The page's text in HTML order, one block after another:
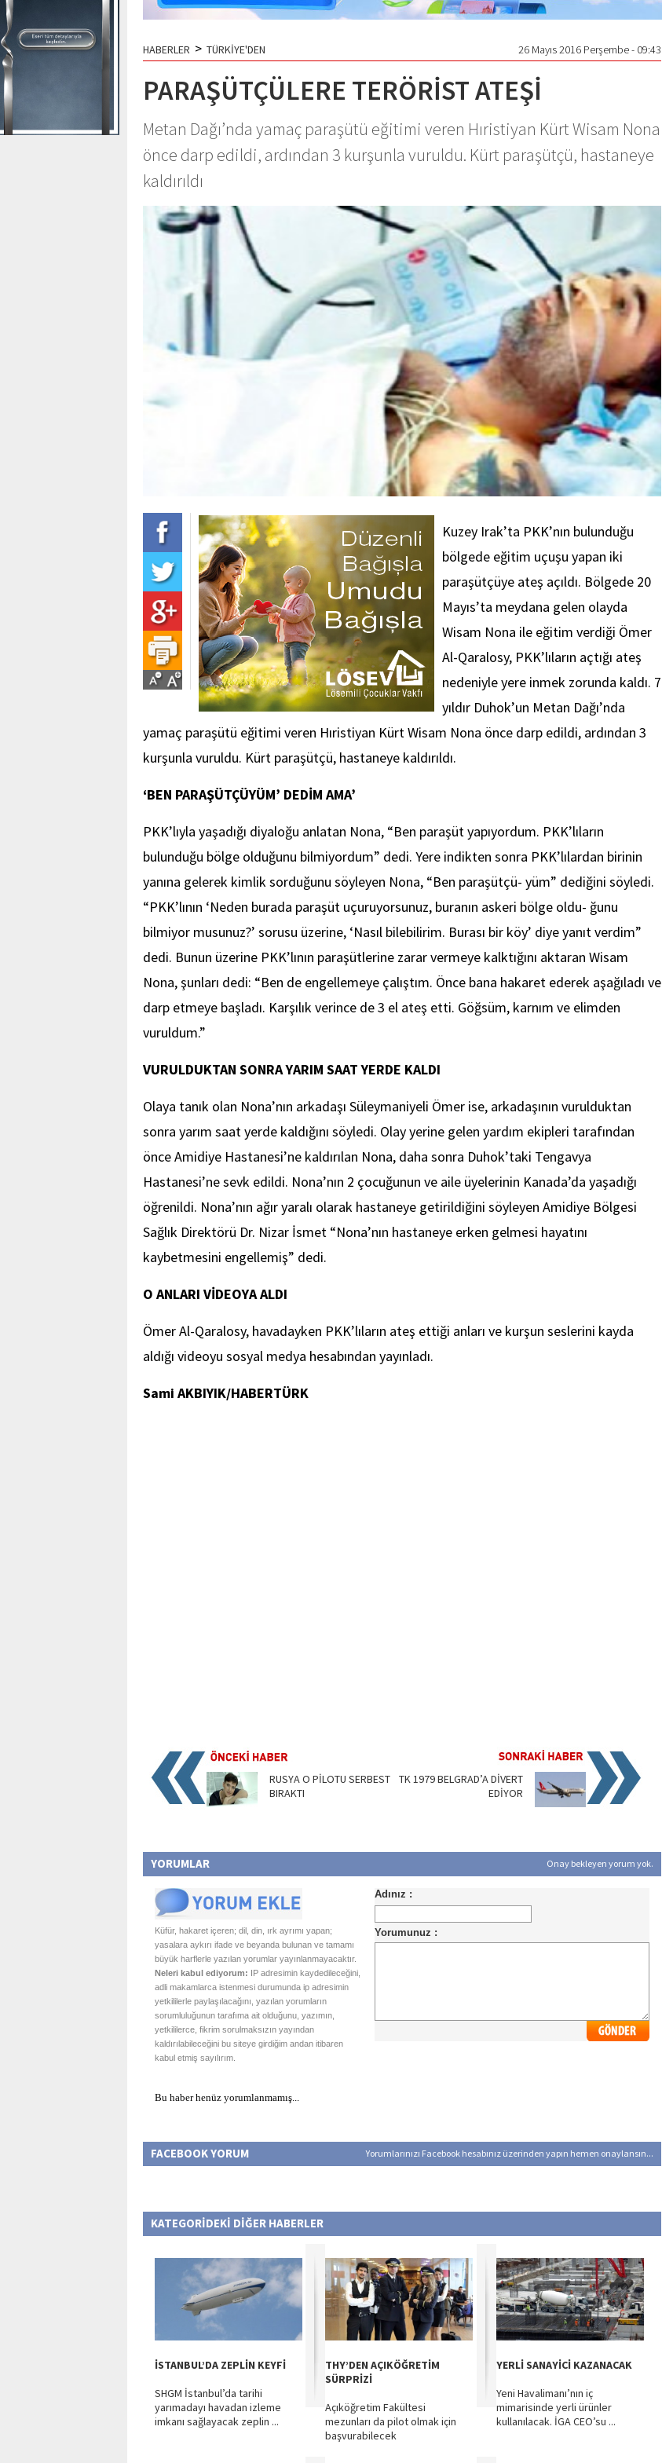
HABERLER > TÜRKİYE'DEN 26 Mayıs 2016 Perşembe - 09:43
PARAŞÜTÇÜLERE TERÖRİST ATEŞİ
Metan Dağı’nda yamaç paraşütü eğitimi veren Hıristiyan Kürt Wisam Nona
önce darp edildi, ardından 3 kurşunla vuruldu. Kürt paraşütçü, hastaneye
kaldırıldı
Kuzey Irak’ta PKK’nın bulunduğu
bölgede eğitim uçuşu yapan iki
paraşütçüye ateş açıldı. Bölgede 20
Mayıs’ta meydana gelen olayda
Wisam Nona ile eğitim verdiği Ömer
Al-Qaralosy, PKK’lıların açtığı ateş
nedeniyle yere inmek zorunda kaldı. 7
yıldır Duhok’un Metan Dağı’nda
yamaç paraşütü eğitimi veren Hıristiyan Kürt Wisam Nona önce darp edildi, ardından 3
kurşunla vuruldu. Kürt paraşütçü, hastaneye kaldırıldı.
‘BEN PARAŞÜTÇÜYÜM’ DEDİM AMA’
PKK’lıyla yaşadığı diyaloğu anlatan Nona, “Ben paraşüt yapıyordum. PKK’lıların
bulunduğu bölge olduğunu bilmiyordum” dedi. Yere indikten sonra PKK’lılardan birinin
yanına gelerek kimlik sorduğunu söyleyen Nona, “Ben paraşütçü- yüm” dediğini söyledi.
“PKK’lının ‘Neden burada paraşüt uçuruyorsunuz, buranın askeri bölge oldu- ğunu
bilmiyor musunuz?’ sorusu üzerine, ‘Nasıl bilebilirim. Burası bir köy’ diye yanıt verdim”
dedi. Bunun üzerine PKK’lının paraşütlerine zarar vermeye kalktığını aktaran Wisam
Nona, şunları dedi: “Ben de engellemeye çalıştım. Önce bana hakaret ederek aşağıladı ve
darp etmeye başladı. Karşılık verince de 3 el ateş etti. Göğsüm, karnım ve elimden
vuruldum.”
VURULDUKTAN SONRA YARIM SAAT YERDE KALDI
Olaya tanık olan Nona’nın arkadaşı Süleymaniyeli Ömer ise, arkadaşının vurulduktan
sonra yarım saat yerde kaldığını söyledi. Olay yerine gelen yardım ekipleri tarafından
önce Amidiye Hastanesi’ne kaldırılan Nona, daha sonra Duhok’taki Tengavya
Hastanesi’ne sevk edildi. Nona’nın 2 çocuğunun ve aile üyelerinin Kanada’da yaşadığı
öğrenildi. Nona’nın ağır yaralı olarak hastaneye getirildiğini söyleyen Amidiye Bölgesi
Sağlık Direktörü Dr. Nizar İsmet “Nona’nın hastaneye erken gelmesi hayatını
kaybetmesini engellemiş” dedi.
O ANLARI VİDEOYA ALDI
Ömer Al-Qaralosy, havadayken PKK’lıların ateş ettiği anları ve kurşun seslerini kayda
aldığı videoyu sosyal medya hesabından yayınladı.
Sami AKBIYIK/HABERTÜRK
RUSYA O PİLOTU SERBEST
BIRAKTI
TK 1979 BELGRAD’A DİVERT
EDİYOR
YORUMLAR Onay bekleyen yorum yok.
Küfür, hakaret içeren; dil, din, ırk ayrımı yapan;
yasalara aykırı ifade ve beyanda bulunan ve tamamı
büyük harflerle yazılan yorumlar yayınlanmayacaktır.
Neleri kabul ediyorum: IP adresimin kaydedileceğini,
adli makamlarca istenmesi durumunda ip adresimin
yetkililerle paylaşılacağını, yazılan yorumların
sorumluluğunun tarafıma ait olduğunu, yazımın,
yetkililerce, fikrim sorulmaksızın yayından
kaldırılabileceğini bu siteye girdiğim andan itibaren
kabul etmiş sayılırım.
Bu haber henüz yorumlanmamış...
FACEBOOK YORUM Yorumlarınızı Facebook hesabınız üzerinden yapın hemen onaylansın...
KATEGORİDEKİ DİĞER HABERLER
İSTANBUL’DA ZEPLİN KEYFİ
SHGM İstanbul’da tarihi
yarımadayı havadan izleme
imkanı sağlayacak zeplin ...
THY’DEN AÇIKÖĞRETİM
SÜRPRİZİ
Açıköğretim Fakültesi
mezunları da pilot olmak için
başvurabilecek
YERLİ SANAYİCİ KAZANACAK
Yeni Havalimanı’nın iç
mimarisinde yerli ürünler
kullanılacak. İGA CEO’su ...